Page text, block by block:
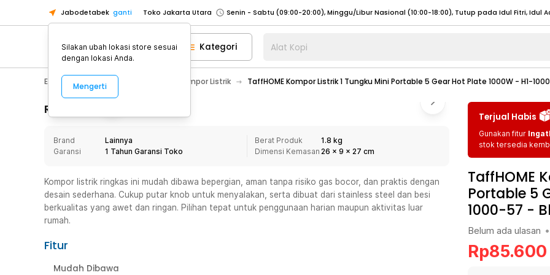
Jabodetabek ganti Toko Jakarta Utara
Toko Tangerang
Toko Cikupa
Pick n Go Jakarta Barat
Senin - Jumat (07:00 - 20:00), Sabtu - Minggu (08:00 - 20:00), Tutup pada Idul Fitri
Pick n Go Bekasi
Senin - Jumat (08:00 - 20:00), Sabtu - Minggu/ Libur Nasional (08:00 - 17:00) Selengkapnya
Senin - Jumat (08:00 - 20:00), Sabtu - Minggu/ Libur Nasional (08:00 - 17:00) Selengkapnya
Senin - Sabtu (09:00-20:00), Minggu/Libur Nasional (12:00-20:00), Tutup pada Idul Fitri
Senin - Sabtu (09:00-20:00), Minggu/Libur Nasional (12:00-20:00), Tutup pada Idul Fitri
Toko Tangerang
Toko Cikupa
Pick n Go Jakarta Barat
Senin - Jumat (07:00 - 20:00), Sabtu - Minggu (08:00 - 20:00), Tutup pada Idul Fitri
Senin - Jumat (08:00 - 20:00), Sabtu - Minggu/ Libur Nasional (08:00 - 17:00) Selengkapnya
Senin - Jumat (08:00 - 20:00), Sabtu - Minggu/ Libur Nasional (08:00 - 17:00) Selengkapnya
Kategori Alat Kopi
Electronic Elektronik Rumah Kompor Listrik TaffHOME Kompor Listrik 1 Tungku Mini Portable 5 Gear Hot Plate 1000W - H1-
Rincian Produk
Brand
Lainnya
Garansi
1 Tahun Garansi Toko
Berat Produk
1.8 kg
Dimensi Kemasan 26 x 9 x 27 cm
Kompor listrik ringkas ini mudah dibawa bepergian, aman tanpa risiko gas bocor, dan praktis dengan
desain sederhana. Cukup putar knob untuk menyalakan, serta dibuat dari stainless steel dan besi
berkualitas yang awet dan ringan. Pilihan tepat untuk penggunaan harian maupun aktivitas luar
rumah.
Fitur
Mudah Dibawa
Terjual Habis
Gunakan fitur
stok tersedia
TaffHOME
Portable 5
1000-57 -
Belum ada ulasan •
Rp85.600
Silakan ubah lokasi store sesuai
dengan lokasi Anda.
Mengerti